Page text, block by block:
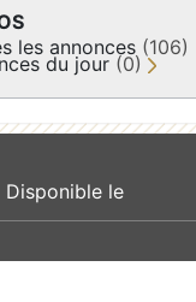
les annonces (106)
du jour (0)